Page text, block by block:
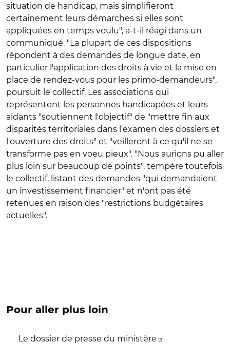
situation de handicap, mais simplifieront
certainement leurs démarches si elles sont
appliquées en temps voulu", a-t-il réagi dans un
communiqué. "La plupart de ces dispositions
répondent à des demandes de longue date, en
particulier l'application des droits à vie et la mise en
place de rendez-vous pour les primo-demandeurs",
poursuit le collectif. Les associations qui
représentent les personnes handicapées et leurs
aidants "soutiennent l'objectif" de "mettre fin aux
disparités territoriales dans l'examen des dossiers et
l'ouverture des droits" et "veilleront à ce qu'il ne se
transforme pas en voeu pieux". "Nous aurions pu aller
plus loin sur beaucoup de points", tempère toutefois
le collectif, listant des demandes "qui demandaient
un investissement financier" et n'ont pas été
retenues en raison des "restrictions budgétaires
actuelles".
Pour aller plus loin
Le dossier de presse du ministère